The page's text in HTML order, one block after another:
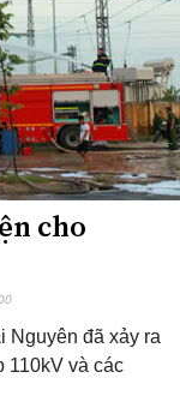
cho
Nguyên đã xảy ra
110kV và các